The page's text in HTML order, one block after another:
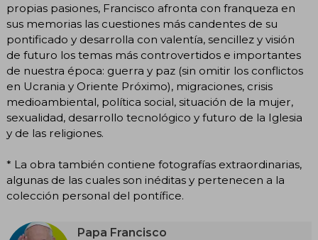
propias pasiones, Francisco afronta con franqueza en
sus memorias las cuestiones más candentes de su
pontificado y desarrolla con valentía, sencillez y visión
de futuro los temas más controvertidos e importantes
de nuestra época: guerra y paz (sin omitir los conflictos
en Ucrania y Oriente Próximo), migraciones, crisis
medioambiental, política social, situación de la mujer,
sexualidad, desarrollo tecnológico y futuro de la Iglesia
y de las religiones.
* La obra también contiene fotografías extraordinarias,
algunas de las cuales son inéditas y pertenecen a la
colección personal del pontífice.
Papa Francisco